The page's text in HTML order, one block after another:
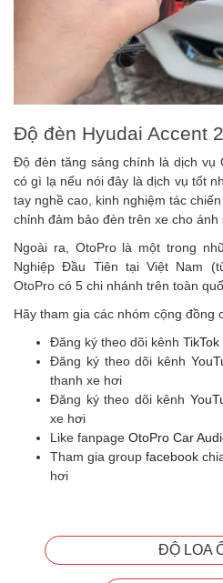
Độ đèn Hyudai Accent
Độ đèn tăng sáng chính là dịch vụ
có gì lạ nếu nói đây là dịch vụ tốt
tay nghề cao, kinh nghiệm tác
chỉnh đảm bảo đèn trên xe cho ánh
Ngoài ra, OtoPro là một trong
Nghiệp Đầu Tiên tại Việt Nam
OtoPro có 5 chi nhánh trên toàn
Hãy tham gia các nhóm cộng đồng
Đăng ký theo dõi kênh
Đăng ký theo dõi kênh
thanh xe hơi
Đăng ký theo dõi kênh
xe hơi
Like fanpage OtoPro Car
Tham gia groupfacebook
hơi
ĐỘ LOA